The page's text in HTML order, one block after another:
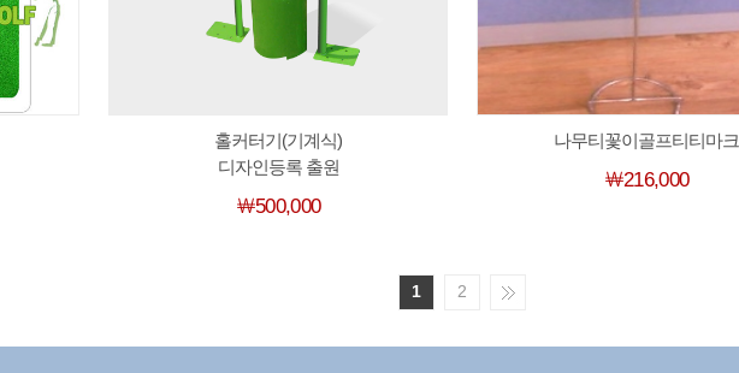
홀커터기(기계식)
디자인등록 출원
￦500,000
나무티꽃이골프티티마크
￦216,000
1 2